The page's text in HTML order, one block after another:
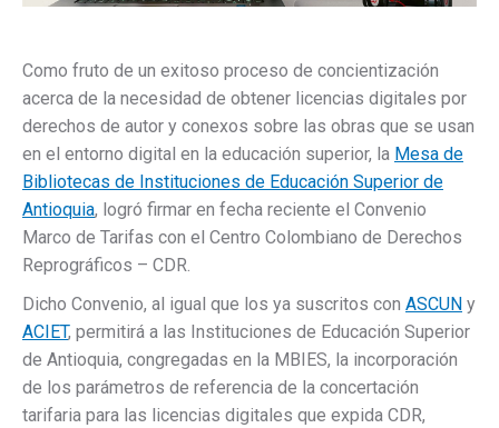
Como fruto de un exitoso proceso de concientización
acerca de la necesidad de obtener licencias digitales por
derechos de autor y conexos sobre las obras que se usan
en el entorno digital en la educación superior, la Mesa de
Bibliotecas de Instituciones de Educación Superior de
Antioquia, logró firmar en fecha reciente el Convenio
Marco de Tarifas con el Centro Colombiano de Derechos
Reprográficos – CDR.
Dicho Convenio, al igual que los ya suscritos con ASCUN y
ACIET, permitirá a las Instituciones de Educación Superior
de Antioquia, congregadas en la MBIES, la incorporación
de los parámetros de referencia de la concertación
tarifaria para las licencias digitales que expida CDR,